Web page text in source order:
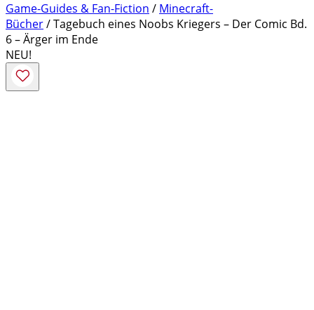
Game-Guides & Fan-Fiction / Minecraft-
Bücher/ Tagebuch eines Noobs Kriegers – Der Comic Bd.
6 – Ärger im Ende
NEU!